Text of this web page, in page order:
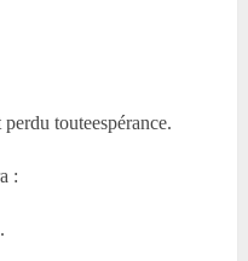
touteespérance.
: